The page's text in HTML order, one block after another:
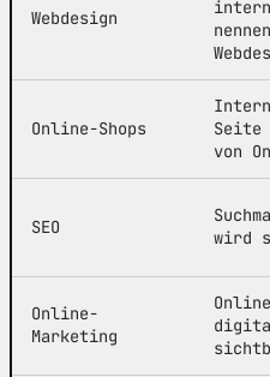
Webdesign
nennen
Online-Shops
Seite
von
SEO
wird
Online-
Marketing